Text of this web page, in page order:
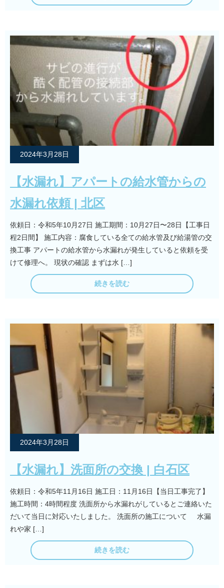
2024年3月28日
【水漏れ】アパートの給水管からの
水漏れ依頼 | 北区
依頼日：令和5年10月27日 施工期間：10月27日〜28日【工事日
程2日間】 施工内容：腐食している全ての給水管及び給湯管の交
換工事 アパートの給水管から水漏れが発生していると依頼を受
けて修理へ。 現状の確認 まずは水 […]
続きを読む
2024年3月28日
【水漏れ】洗面所の交換 | 白石区
依頼日：令和5年11月16日 施工日：11月16日【当日工事完了】
施工時間：4時間程度 洗面所から水漏れがしているとご連絡いた
だいて当日に対応いたしました。 洗面所の施工について 水漏
れや家 […]
続きを読む